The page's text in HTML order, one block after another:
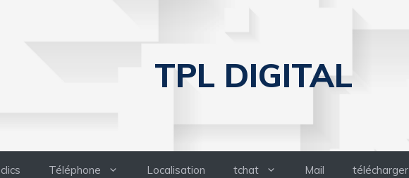
TPL DIGITAL
Téléphone Localisation tchat Mail télécharger